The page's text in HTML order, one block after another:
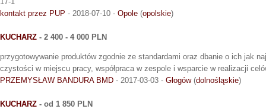
kontakt przez PUP - 2018-07-10 - Opole (opolskie)
KUCHARZ - 2 400 - 4 000 PLN
przygotowywanie produktów zgodnie ze standardami oraz dbanie o ich jak
czystości w miejscu pracy, współpraca w zespole i wsparcie w realizacji
PRZEMYSŁAW BANDURA BMD - 2017-03-03 - Głogów(dolnośląskie)
KUCHARZ - od 1 850 PLN